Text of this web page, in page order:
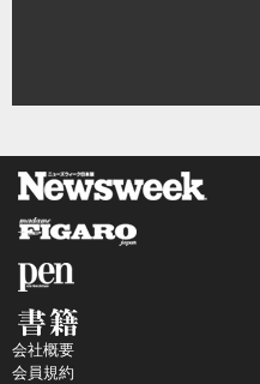
会社概要
会員規約